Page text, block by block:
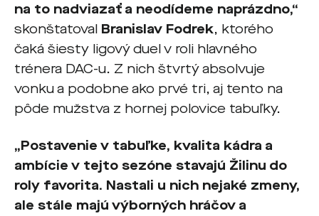
na to nadviazať a neodídeme naprázdno,“
skonštatoval Branislav Fodrek, ktorého
čaká šiesty ligový duel v roli hlavného
trénera DAC-u. Z nich štvrtý absolvuje
vonku a podobne ako prvé tri, aj tento na
pôde mužstva z hornej polovice tabuľky.
„Postavenie v tabuľke, kvalita kádra a
ambície v tejto sezóne stavajú Žilinu do
roly favorita. Nastali u nich nejaké zmeny,
ale stále majú výborných hráčov a